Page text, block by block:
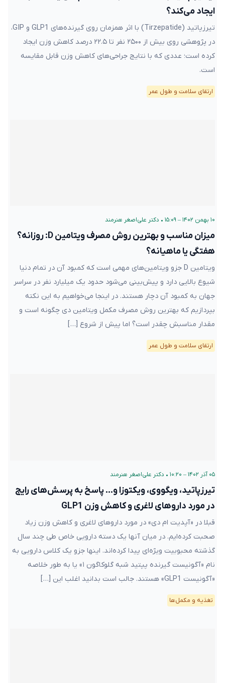
ایجاد می‌کند؟
تیرزپاتید (Tirzepatide) با اثر همزمان روی گیرنده‌های GLP1 و GIP،
در پژوهشی روی بیش از ۲۵۰۰ نفر تا ۲۲.۵ درصد کاهش وزن ایجاد
کرده است؛ عددی که با نتایج جراحی‌های کاهش وزن قابل مقایسه
است.
ارتقای سلامت و طول عمر
۱۰ بهمن ۱۴۰۲ – ۱۵:۰۹ • دکتر علی‌اصغر هنرمند
میزان مناسب و بهترین روش مصرف ویتامین D: روزانه؟
هفتگی یا ماهیانه؟
ویتامین D جزو ویتامین‌های مهمی است که کمبود آن در تمام دنیا
شیوع بالایی دارد و پیش‌بینی می‌شود حدود یک میلیارد نفر در سراسر
جهان به کمبود آن دچار هستند. در اینجا می‌خواهیم به این نکته
بپردازیم که بهترین روش مصرف مکمل ویتامین دی چگونه است و
مقدار مناسبش چقدر است؟ اما پیش از شروع […]
ارتقای سلامت و طول عمر
۰۵ آذر ۱۴۰۲ – ۱۰:۲۰ • دکتر علی‌اصغر هنرمند
تیرزپاتید، ویگووی، ویکتوزا و… پاسخ به پرسش‌های رایج
در مورد داروهای لاغری و کاهش وزن GLP1
قبلا در «آپدیت ام دی» در مورد داروهای لاغری و کاهش وزن زیاد
صحبت کرده‌ایم. در میان آنها یک دسته دارویی خاص طی چند سال
گذشته محبوبیت ویژه‌ای پیدا کرده‌اند. اینها جزو یک کلاس دارویی به
نام «آگونیست گیرنده پپتید شبه گلوکاگون ۱» یا به طور خلاصه
«آگونیست GLP1» هستند. جالب است بدانید اغلب این […]
تغذیه و مکمل‌ها